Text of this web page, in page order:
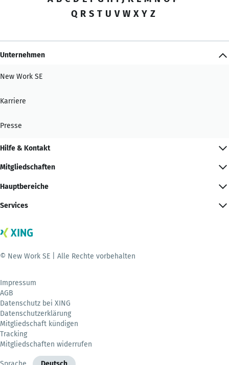
Q R S T U V W X Y Z
Unternehmen
New Work SE
Karriere
Presse
Hilfe & Kontakt
Mitgliedschaften
Hauptbereiche
Services
© New Work SE | Alle Rechte vorbehalten
Impressum
AGB
Datenschutz bei XING
Datenschutzerklärung
Mitgliedschaft kündigen
Tracking
Mitgliedschaften widerrufen